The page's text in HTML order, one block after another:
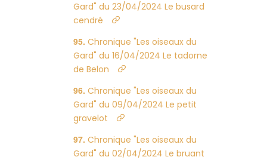
Gard" du 23/04/2024 Le busard
cendré
Chronique "Les oiseaux du
Gard" du 16/04/2024 Le tadorne
de Belon
Chronique "Les oiseaux du
Gard" du 09/04/2024 Le petit
gravelot
Chronique "Les oiseaux du
Gard" du 02/04/2024 Le bruant